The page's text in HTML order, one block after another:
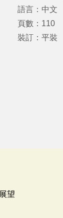
語言：中文
頁數：110
裝訂：平裝
望